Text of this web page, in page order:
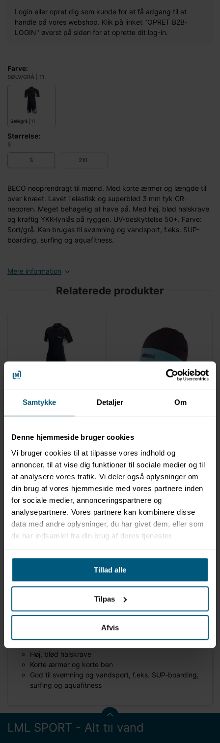
Samtykke Detaljer Om
Denne hjemmeside bruger cookies
Vi bruger cookies til at tilpasse vores indhold og
annoncer, til at vise dig funktioner til sociale medier og til
at analysere vores trafik. Vi deler også oplysninger om
din brug af vores hjemmeside med vores partnere inden
for sociale medier, annonceringspartnere og
analysepartnere. Vores partnere kan kombinere disse
data med andre oplysninger, du har givet dem, eller som
de har indsamlet fra din brug af deres tjenester.
Tillad alle
Tilpas
Afvis
Login eller opret dig som kunde for at få adgang til at
handle på vores webshop. Klik på linket "OPRET B2B-
LOGIN" øverst på siden for at oprette dit log-in.
Farve:
SØLV/GRÅ | 11
Sølv/grå | 11
Størrelse:
S
S 2XL
BECO neoprendragt til mænd. Med korte ærmer og længde til
over knæet. Lavet i elastisk og superblød 3 mm tyk CR-
neopren. Meget behagelig at have på. Med høj, blød halskrave
og kraftig YKK-lynlås på ryggen. UV-beskyttelse 50+. Farve:
Sort/grå. Kan bruges til svømning og vandsport, f.eks. SUP-
boarding, surfing og aquafitness.
Mere information
Relaterede produkter
Neopdrendragt til
Neoprenhue til voksne |
Information Specifikationer
Mærke: BECO
Materiale: 3 mm CR-neopren
Farve: Sort/grå
Super behagelig, elastisk og blød neopren
Høj, blød halskrave
Korte ærmer og korte ben
God til svømning og vandsport, f.eks. SUP-boarding,
surfing og aquafitness
LML SPORT - Alt til vand